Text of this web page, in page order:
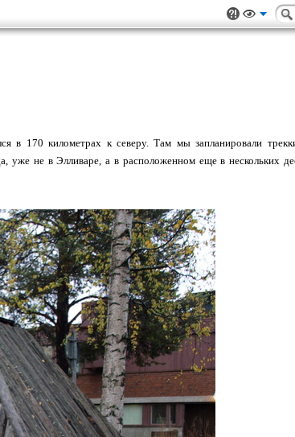
в 170 километрах к северу. Там мы запланировали
уже не в Элливаре, а в расположенном еще в нескольких